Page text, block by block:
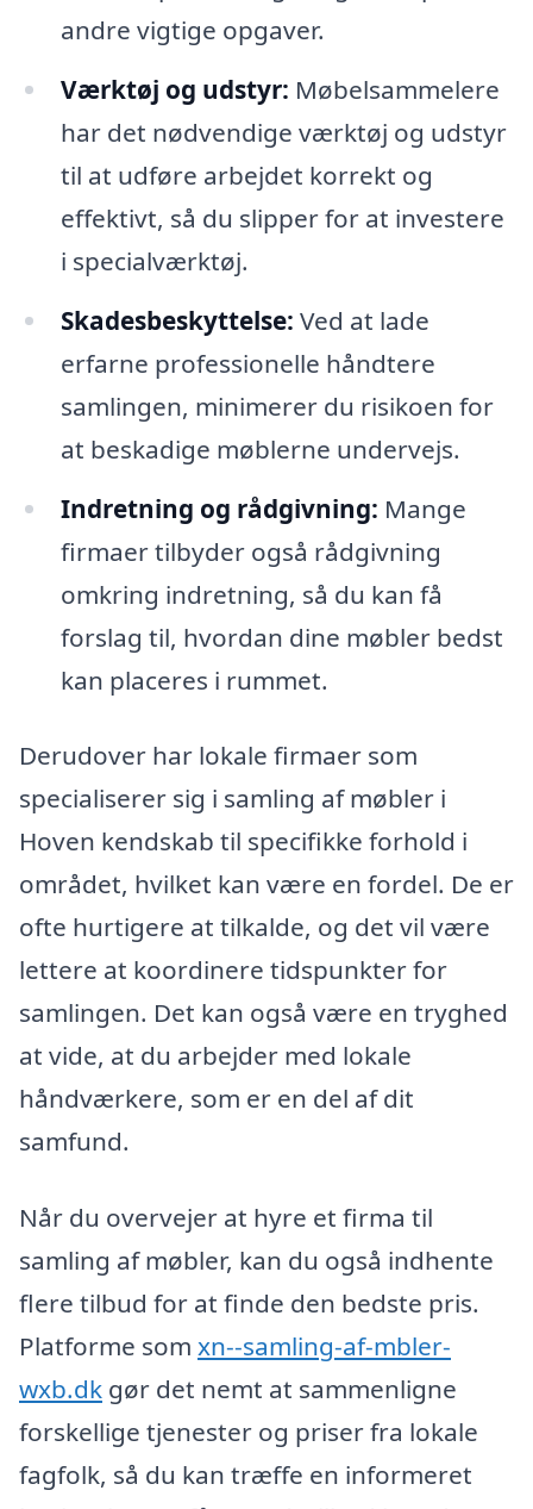
andre vigtige opgaver.
Værktøj og udstyr: Møbelsammelere
har det nødvendige værktøj og udstyr
til at udføre arbejdet korrekt og
effektivt, så du slipper for at investere
i specialværktøj.
Skadesbeskyttelse: Ved at lade
erfarne professionelle håndtere
samlingen, minimerer du risikoen for
at beskadige møblerne undervejs.
Indretning og rådgivning: Mange
firmaer tilbyder også rådgivning
omkring indretning, så du kan få
forslag til, hvordan dine møbler bedst
kan placeres i rummet.
Derudover har lokale firmaer som
specialiserer sig i samling af møbler i
Hoven kendskab til specifikke forhold i
området, hvilket kan være en fordel. De er
ofte hurtigere at tilkalde, og det vil være
lettere at koordinere tidspunkter for
samlingen. Det kan også være en tryghed
at vide, at du arbejder med lokale
håndværkere, som er en del af dit
samfund.
Når du overvejer at hyre et firma til
samling af møbler, kan du også indhente
flere tilbud for at finde den bedste pris.
Platforme som xn--samling-af-mbler-
wxb.dk gør det nemt at sammenligne
forskellige tjenester og priser fra lokale
fagfolk, så du kan træffe en informeret